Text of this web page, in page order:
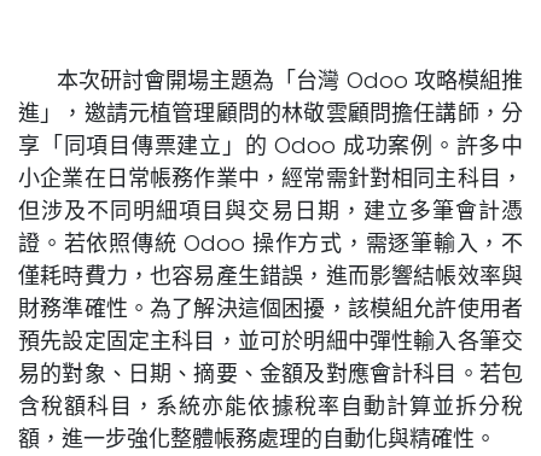
​本次研討會開場主題為「台灣 Odoo 攻略模組推
進」，邀請元植管理顧問的林敬雲顧問擔任講師，分
享「同項目傳票建立」的 Odoo 成功案例。許多中
小企業在日常帳務作業中，經常需針對相同主科目，
但涉及不同明細項目與交易日期，建立多筆會計憑
證。若依照傳統 Odoo 操作方式，需逐筆輸入，不
僅耗時費力，也容易產生錯誤，進而影響結帳效率與
財務準確性。為了解決這個困擾，該模組允許使用者
預先設定固定主科目，並可於明細中彈性輸入各筆交
易的對象、日期、摘要、金額及對應會計科目。若包
含稅額科目，系統亦能依據稅率自動計算並拆分稅
額，進一步強化整體帳務處理的自動化與精確性。